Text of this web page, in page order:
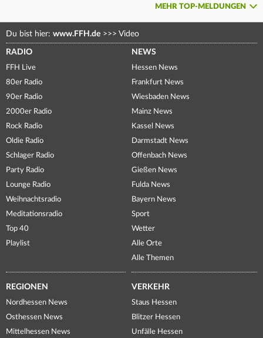
MEHR TOP-MELDUNGEN
Du bist hier: www.FFH.de >>> Video
RADIO
FFH Live
80er Radio
90er Radio
2000er Radio
Rock Radio
Oldie Radio
Schlager Radio
Party Radio
Lounge Radio
Weihnachtsradio
Meditationsradio
Top 40
Playlist
NEWS
Hessen News
Frankfurt News
Wiesbaden News
Mainz News
Kassel News
Darmstadt News
Offenbach News
Gießen News
Fulda News
Bayern News
Sport
Wetter
Alle Orte
Alle Themen
REGIONEN
Nordhessen News
Osthessen News
Mittelhessen News
VERKEHR
Staus Hessen
Blitzer Hessen
Unfälle Hessen